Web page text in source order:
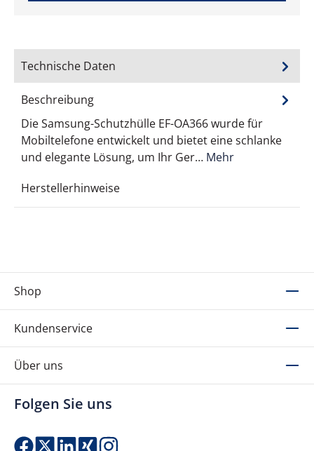
Technische Daten
Beschreibung
Die Samsung-Schutzhülle EF-OA366 wurde für
Mobiltelefone entwickelt und bietet eine schlanke
und elegante Lösung, um Ihr Ger… Mehr
Herstellerhinweise
Shop
Kundenservice
Über uns
Folgen Sie uns